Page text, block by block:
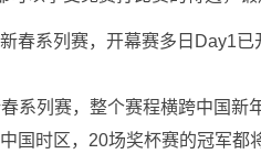
春系列赛，开幕赛多日Day1
系列赛，整个赛程横跨中国新
国时区，20场奖杯赛的冠军都